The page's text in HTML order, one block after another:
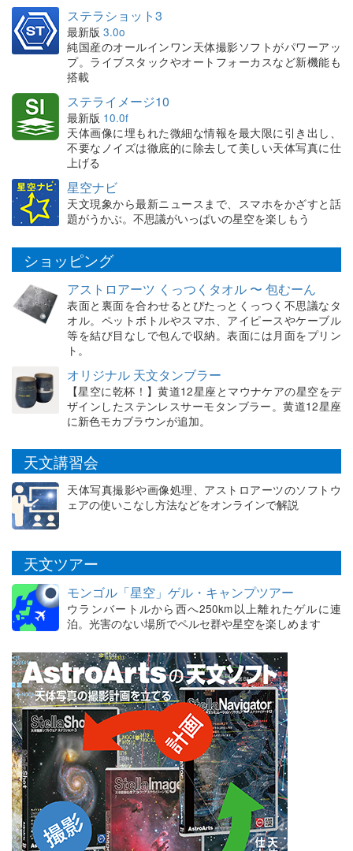
ステラショット3
最新版 3.0o
純国産のオールインワン天体撮影ソフトがパワーアッ
プ。ライブスタックやオートフォーカスなど新機能も
搭載
ステライメージ10
最新版 10.0f
天体画像に埋もれた微細な情報を最大限に引き出し、
不要なノイズは徹底的に除去して美しい天体写真に仕
上げる
星空ナビ
天文現象から最新ニュースまで、スマホをかざすと話
題がうかぶ。不思議がいっぱいの星空を楽しもう
ショッピング
アストロアーツ くっつくタオル 〜 包むーん
表面と裏面を合わせるとぴたっとくっつく不思議なタ
オル。ペットボトルやスマホ、アイピースやケーブル
等を結び目なしで包んで収納。表面には月面をプリン
ト。
オリジナル 天文タンブラー
【星空に乾杯！】黄道12星座とマウナケアの星空をデ
ザインしたステンレスサーモタンブラー。黄道12星座
に新色モカブラウンが追加。
天文講習会
天体写真撮影や画像処理、アストロアーツのソフトウ
ェアの使いこなし方法などをオンラインで解説
天文ツアー
モンゴル「星空」ゲル・キャンプツアー
ウランバートルから西へ250km以上離れたゲルに連
泊。光害のない場所でペルセ群や星空を楽しめます